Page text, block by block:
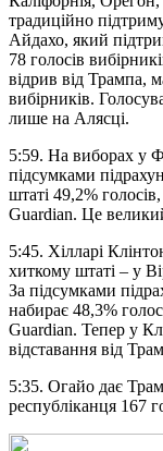
традиційно
Айдахо, який
78 голосів
відрив від Трампа,
вибірників.
лише на Алясці.
5:59. На виборах у
підсумками
штаті 49,2%
Guardian. Це
5:45. Хілларі
хиткому штаті – у
За підсумками
набирає 48,3%
Guardian. Тепер у
відставання від
5:35. Огайо дає
республіканця 167